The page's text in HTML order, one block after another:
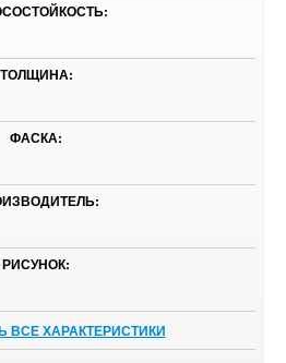
ТОЛЩИНА:
ФАСКА:
РИСУНОК:
ВСЕ ХАРАКТЕРИСТИКИ